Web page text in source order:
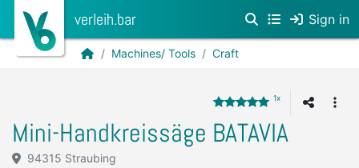
verleih.bar Sign in
Machines/ Tools Craft
Mini-Handkreissäge BATAVIA
1x
94315 Straubing